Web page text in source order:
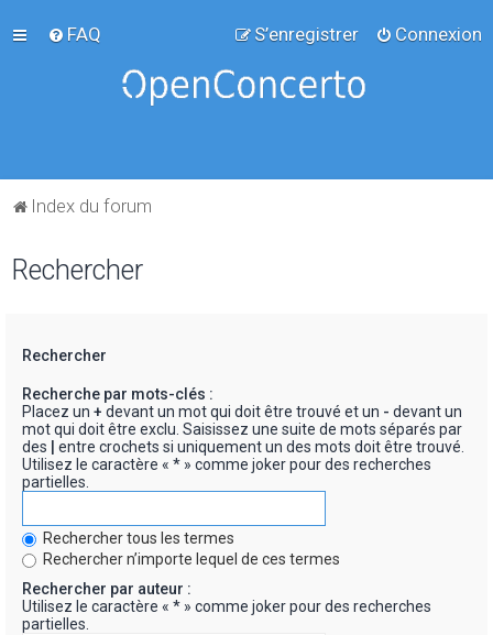
FAQ Connexion
S’enregistrer
Index du forum
Rechercher
Rechercher
Recherche par mots-clés :
Placez un + devant un mot qui doit être trouvé et un - devant un
mot qui doit être exclu. Saisissez une suite de mots séparés par
des
entre crochets si uniquement un des mots doit être trouvé.
Utilisez le caractère « * » comme joker pour des recherches
partielles.
Rechercher tous les termes
Rechercher n’importe lequel de ces termes
Rechercher par auteur :
Utilisez le caractère « * » comme joker pour des recherches
partielles.